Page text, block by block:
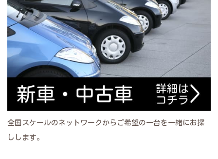
全国スケールのネットワークからご希望の一台を一緒にお探
しします。